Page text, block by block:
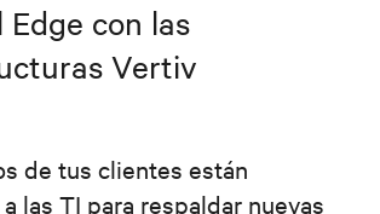
Edge con las
Vertiv
de tus clientes están
las TI para respaldar nuevas